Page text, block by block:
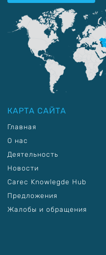
КАРТА САЙТА
Главная
О нас
Деятельность
Новости
Carec Knowlegde Hub
Предложения
Жалобы и обращения